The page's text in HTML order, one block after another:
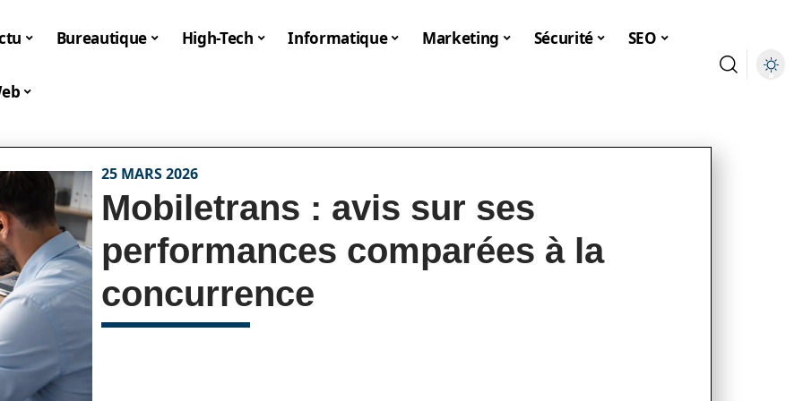
Bureautique High-Tech Informatique Marketing Sécurité SEO
25 MARS 2026
Mobiletrans : avis sur ses
performances comparées à la
concurrence